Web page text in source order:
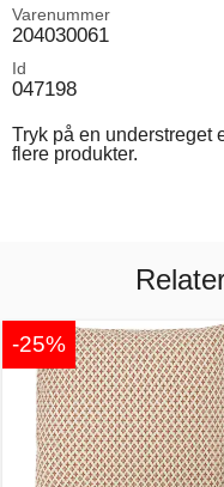
Varenummer
204030061
Id
047198
Tryk på en understreget
flere produkter.
-25%